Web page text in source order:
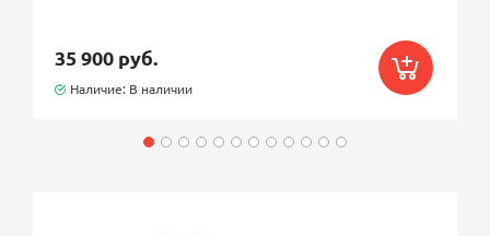
35 900 руб.
Наличие: В наличии